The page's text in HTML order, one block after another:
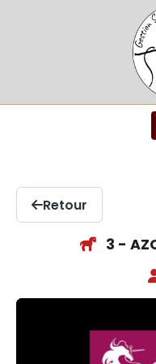
Retour
3 -